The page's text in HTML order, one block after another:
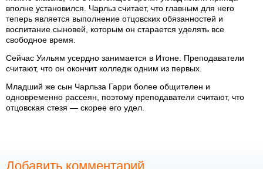
вполне установился. Чарльз считает, что главным для него
теперь является выполнение отцовских обязанностей и
воспитание сыновей, которым он старается уделять все
свободное время.
Сейчас Уильям усердно занимается в Итоне. Преподаватели
считают, что он окончит колледж одним из первых.
Младший же сын Чарльза Гарри более общителен и
одновременно рассеян, поэтому преподаватели считают, что
отцовская стезя — скорее его удел.
Добавить комментарий